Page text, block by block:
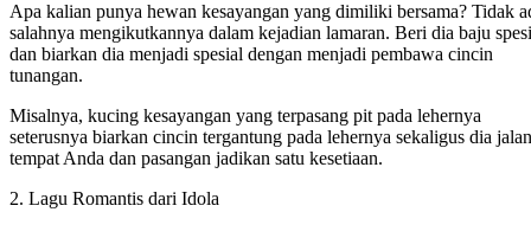
Apa kalian punya hewan kesayangan yang dimiliki bersama? Tidak
salahnya mengikutkannya dalam kejadian lamaran. Beri dia baju
dan biarkan dia menjadi spesial dengan menjadi pembawa cincin
tunangan.
Misalnya, kucing kesayangan yang terpasang pit pada lehernya
seterusnya biarkan cincin tergantung pada lehernya sekaligus dia
tempat Anda dan pasangan jadikan satu kesetiaan.
2. Lagu Romantis dari Idola